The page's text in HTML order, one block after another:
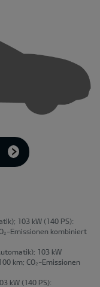
103 kW (140 PS):
Emissionen kombiniert
103 kW
km; CO₂-Emissionen
kW (140 PS):